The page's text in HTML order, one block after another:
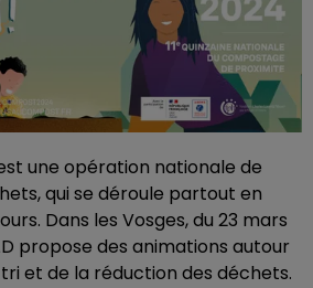
une opération nationale de
qui se déroule partout en
Dans les Vosges, du 23 mars
propose des animations autour
et de la réduction des déchets.